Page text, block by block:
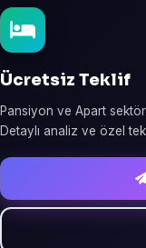
Ücretsiz Teklif
Pansiyon ve Apart
Detaylı analiz ve özel